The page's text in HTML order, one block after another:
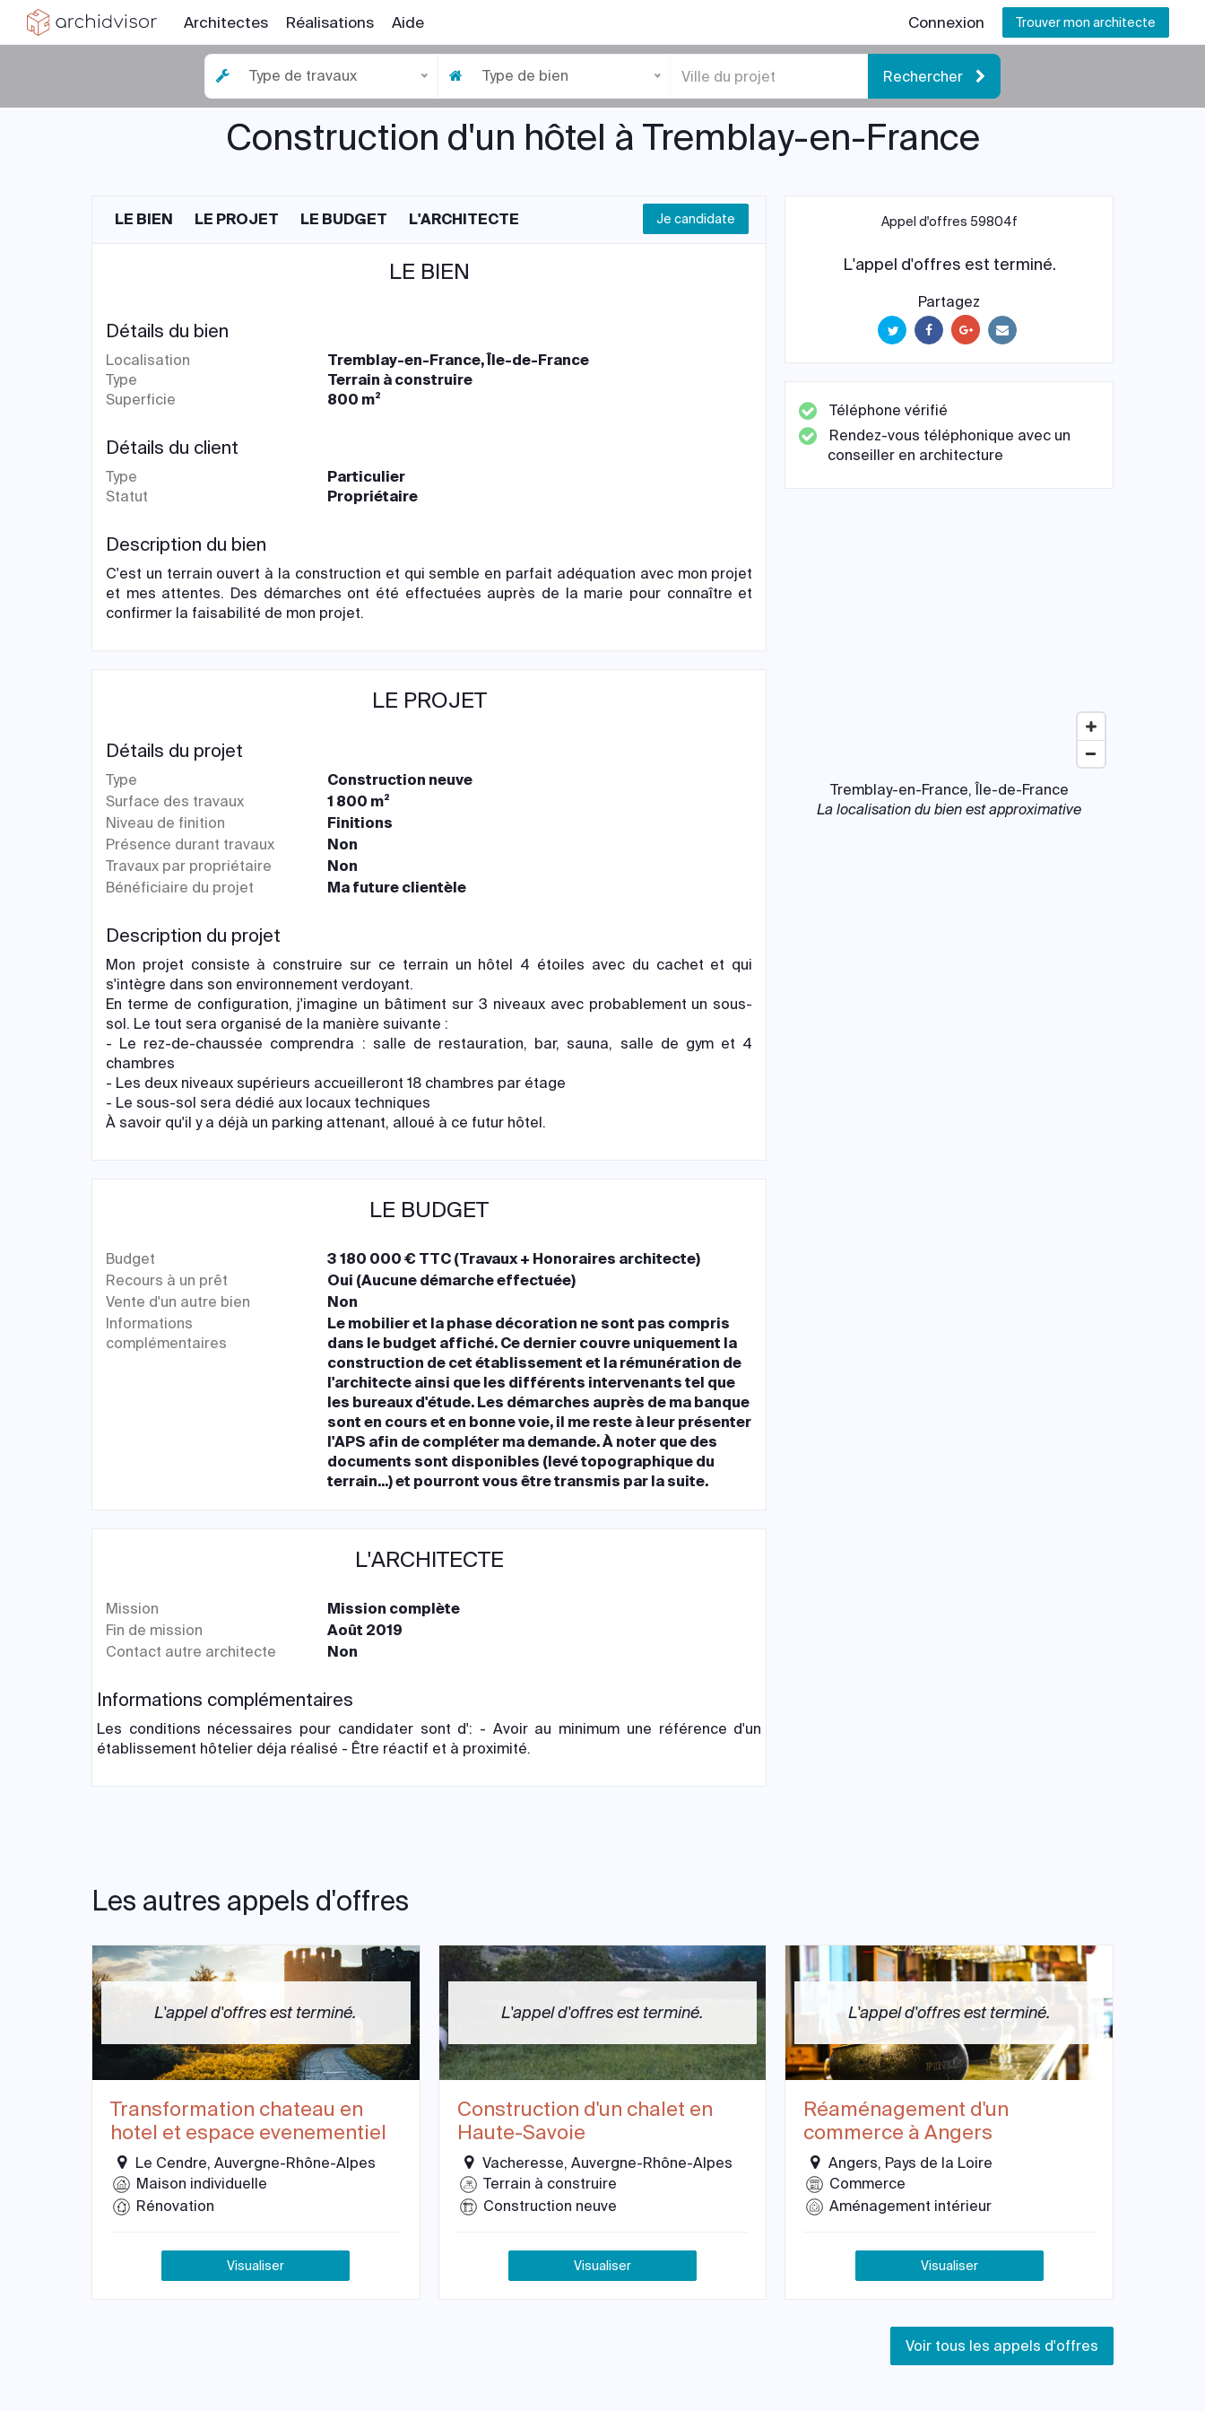
Architectes Réalisations Aide Connexion Trouver mon architecte
Type de travaux Type de bien Rechercher
Construction d'un hôtel à Tremblay-en-France
Appel d'offres 59804f
L'appel d'offres est terminé.
Partagez
Téléphone vérifié
Rendez-vous téléphonique avec un
conseiller en architecture
Tremblay-en-France, Île-de-France
La localisation du bien est approximative
LE BIEN LE PROJET LE BUDGET L'ARCHITECTE Je candidate
LE BIEN
Détails du bien
Localisation
Tremblay-en-France, Île-de-France
Type
Terrain à construire
Superficie
800 m²
Détails du client
Type
Particulier
Statut
Propriétaire
Description du bien
C'est un terrain ouvert à la construction et qui semble en parfait adéquation avec mon projet
et mes attentes. Des démarches ont été effectuées auprès de la marie pour connaître et
confirmer la faisabilité de mon projet.
LE PROJET
Détails du projet
Type
Construction neuve
Surface des travaux
1 800 m²
Niveau de finition
Finitions
Présence durant travaux
Non
Travaux par propriétaire
Non
Bénéficiaire du projet
Ma future clientèle
Description du projet
Mon projet consiste à construire sur ce terrain un hôtel 4 étoiles avec du cachet et qui
s'intègre dans son environnement verdoyant.
En terme de configuration, j'imagine un bâtiment sur 3 niveaux avec probablement un sous-
sol. Le tout sera organisé de la manière suivante :
- Le rez-de-chaussée comprendra : salle de restauration, bar, sauna, salle de gym et 4
chambres
- Les deux niveaux supérieurs accueilleront 18 chambres par étage
- Le sous-sol sera dédié aux locaux techniques
À savoir qu'il y a déjà un parking attenant, alloué à ce futur hôtel.
LE BUDGET
Budget
3 180 000 € TTC (Travaux + Honoraires architecte)
Recours à un prêt
Oui (Aucune démarche effectuée)
Vente d'un autre bien
Non
Informations
complémentaires
Le mobilier et la phase décoration ne sont pas compris
dans le budget affiché. Ce dernier couvre uniquement la
construction de cet établissement et la rémunération de
l'architecte ainsi que les différents intervenants tel que
les bureaux d'étude. Les démarches auprès de ma banque
sont en cours et en bonne voie, il me reste à leur présenter
l'APS afin de compléter ma demande. À noter que des
documents sont disponibles (levé topographique du
terrain...) et pourront vous être transmis par la suite.
L'ARCHITECTE
Mission
Mission complète
Fin de mission
Août 2019
Contact autre architecte
Non
Informations complémentaires
Les conditions nécessaires pour candidater sont d': - Avoir au minimum une référence d'un
établissement hôtelier déja réalisé - Être réactif et à proximité.
Les autres appels d'offres
L'appel d'offres est terminé.
Transformation chateau en
hotel et espace evenementiel
Le Cendre, Auvergne-Rhône-Alpes
Maison individuelle
Rénovation
Visualiser
L'appel d'offres est terminé.
Construction d'un chalet en
Haute-Savoie
Vacheresse, Auvergne-Rhône-Alpes
Terrain à construire
Construction neuve
Visualiser
L'appel d'offres est terminé.
Réaménagement d'un
commerce à Angers
Angers, Pays de la Loire
Commerce
Aménagement intérieur
Visualiser
Voir tous les appels d'offres